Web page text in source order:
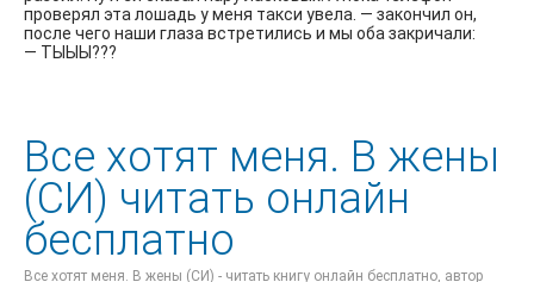
проверял эта лошадь у меня такси увела. — закончил он,
после чего наши глаза встретились и мы оба закричали:
— ТЫЫЫ???
Все хотят меня. В жены
(СИ) читать онлайн
бесплатно
Все хотят меня. В жены (СИ) - читать книгу онлайн бесплатно, автор